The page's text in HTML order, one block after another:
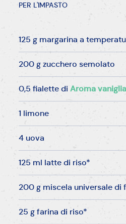
PER L'IMPASTO
125 g margarina a
200 g zucchero semolato
0,5 fialette diAroma
1 limone
4 uova
125 ml latte di riso*
200 g miscela universale di
25 g farina di riso*